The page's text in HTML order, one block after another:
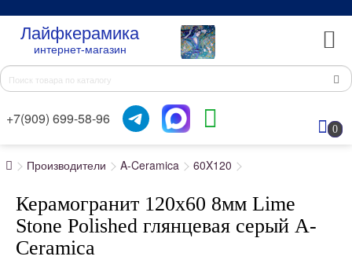
Лайфкерамика
интернет-магазин
+7(909) 699-58-96
0
Производители A-Ceramica 60X120
Керамогранит 120x60 8мм Lime
Stone Polished глянцевая серый A-
Ceramica